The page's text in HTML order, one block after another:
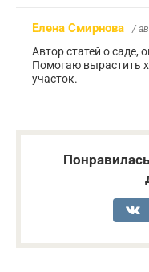
Елена Смирнова /
Автор статей о саде,
Помогаю вырастить
участок.